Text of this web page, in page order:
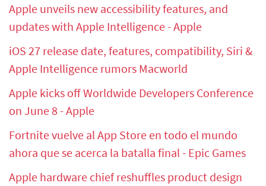
Apple unveils new accessibility features, and
updates with Apple Intelligence - Apple
iOS 27 release date, features, compatibility, Siri &
Apple Intelligence rumors Macworld
Apple kicks off Worldwide Developers Conference
on June 8 - Apple
Fortnite vuelve al App Store en todo el mundo
ahora que se acerca la batalla final - Epic Games
Apple hardware chief reshuffles product design